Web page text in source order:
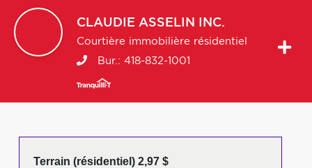
CLAUDIE ASSELIN INC.
Courtière immobilière résidentiel
Bur.: 418-832-1001
Terrain (résidentiel) 2,97 $